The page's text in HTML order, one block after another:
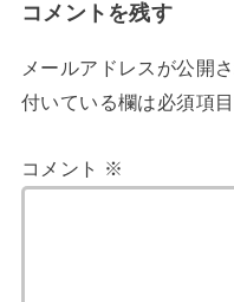
コメントを残す
メールアドレスが公開
付いている欄は必須項
コメント ※